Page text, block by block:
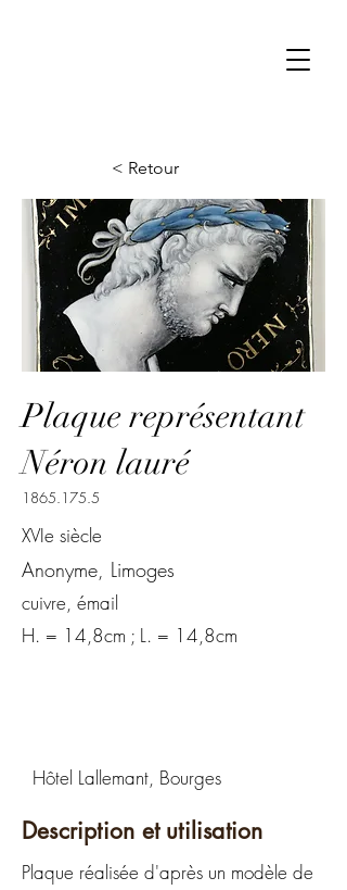
< Retour
Plaque représentant
Néron lauré
1865.175.5
XVIe siècle
Anonyme, Limoges
cuivre, émail
H. = 14,8cm ; L. = 14,8cm
Hôtel Lallemant, Bourges
Description et utilisation
Plaque réalisée d'après un modèle de